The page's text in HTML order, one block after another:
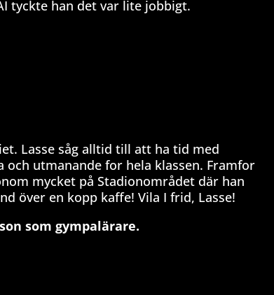
tyckte han det var lite jobbigt.
Lasse såg alltid till att ha tid med
utmanande for hela klassen. Framfor
mycket på Stadionområdet där han
över en kopp kaffe! Vila I frid, Lasse!
som gympalärare.